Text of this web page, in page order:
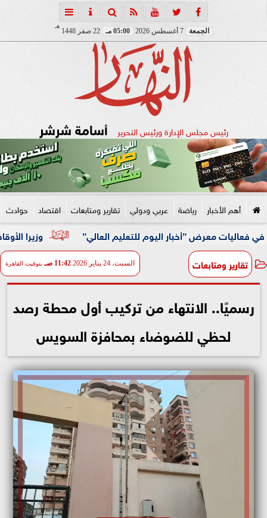
الجمعة 7 أغسطس 2026 05:00 مـ 22 صفر 1448
هـ
رئيس مجلس الإدارة ورئيس التحرير أسامة شرشر
أهم الأخبار رياضة عربي ودولي تقارير ومتابعات اقتصاد حوادث
وزيرا الأوقاف ”أخبار اليوم للتعليم العالي”
تقارير ومتابعات السبت، 24 يناير 2026 11:42 صـ بتوقيت القاهرة
رسميًا.. الانتهاء من تركيب أول محطة رصد
لحظي للضوضاء بمحافزة السويس